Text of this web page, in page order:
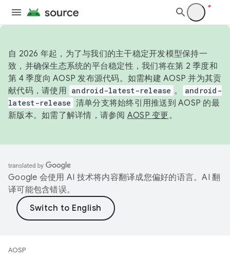
自 2026 年起，为了与我们的主干稳定开发模型保持一
致，并确保生态系统的平台稳定性，我们将在第 2 季度和
第 4 季度向 AOSP 发布源代码。如需构建 AOSP 并为其贡
献代码，请使用 android-latest-release 。
android-
latest-release 清单分支将始终引用推送到 AOSP 的最
新版本。如需了解详情，请参阅 AOSP 变更。
Google 会使用 AI 技术将内容翻译成您偏好的语言。AI 翻
译可能包含错误。
AOSP